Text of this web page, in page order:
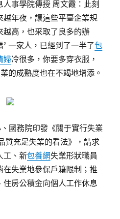
事學院傳授 周文霞：此刻
年夜，讓這些平臺企業規
越高，也采取了良多的辦
一家人，已經到了一半了包
婦冷很多，你要多穿衣服，
的成熟度也在不竭地增添。
國務院印發《關于實行失業
質充足失業的看法》，請求
工、新包養網失業形狀職員
失業地參保戶籍限制；推
房公積金向個人工作休息